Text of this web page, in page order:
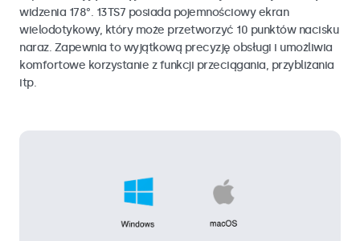
widzenia 178°. 13TS7 posiada pojemnościowy ekran
wielodotykowy, który może przetworzyć 10 punktów nacisku
naraz. Zapewnia to wyjątkową precyzję obsługi i umożliwia
komfortowe korzystanie z funkcji przeciągania, przybliżania
itp.